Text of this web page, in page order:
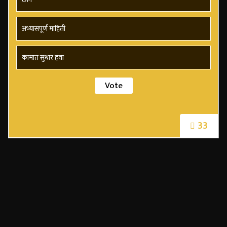
33
अभ्यासपूर्ण माहिती
कामात सुधार हवा